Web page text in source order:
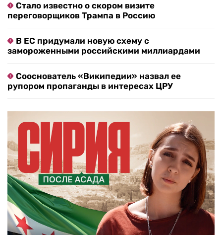
Стало известно о скором визите
переговорщиков Трампа в Россию
В ЕС придумали новую схему с
замороженными российскими миллиардами
Сооснователь «Википедии» назвал ее
рупором пропаганды в интересах ЦРУ